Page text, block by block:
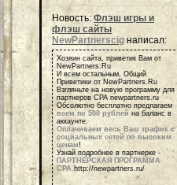
Новость: Флэш игры и
флэш сайты
NewPartnerscig написал:
Хозяин сайта, приветик Вам от
NewPartners.Ru
И всем остальным, Общий
Приветики от NewPartners.Ru
Взгляньте на новую программу для
партнеров СРА newpartners.ru
Обсолютно бесплатно предлагаем
всем по 500 рублей на баланс в
аккаунте.
Оплачиваем весь Ваш трафик с
социальных сетей по высоким
ценам!
Узнай подробнее в партнерке -
ПАРТНЕРСКАЯ ПРОГРАММА
СРА http://newpartners.ru/